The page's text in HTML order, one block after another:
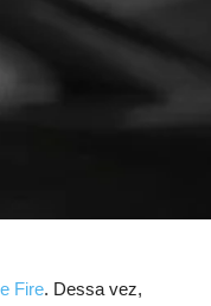
Fire. Dessa vez,